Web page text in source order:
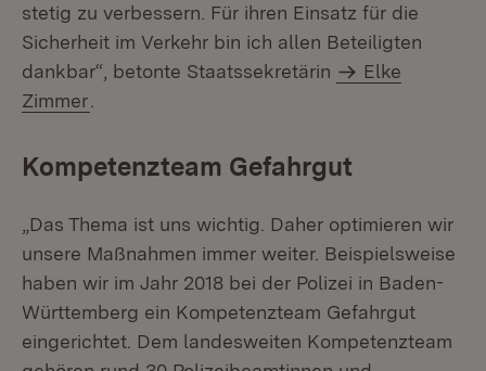
stetig zu verbessern. Für ihren Einsatz für die
Sicherheit im Verkehr bin ich allen Beteiligten
dankbar“, betonte Staatssekretärin
Elke
Zimmer
Kompetenzteam Gefahrgut
„Das Thema ist uns wichtig. Daher optimieren wir
unsere Maßnahmen immer weiter. Beispielsweise
haben wir im Jahr 2018 bei der Polizei in Baden-
Württemberg ein Kompetenzteam Gefahrgut
eingerichtet. Dem landesweiten Kompetenzteam